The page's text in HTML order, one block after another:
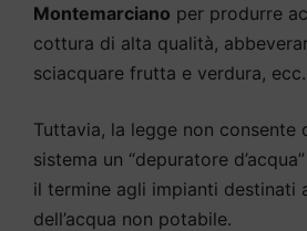
Montemarciano per produrre
cottura di alta qualità,
sciacquare frutta e verdura, ecc.
Tuttavia, la legge non consente
sistema un “depuratore
il termine agli impianti destinati
dell’acqua non potabile.